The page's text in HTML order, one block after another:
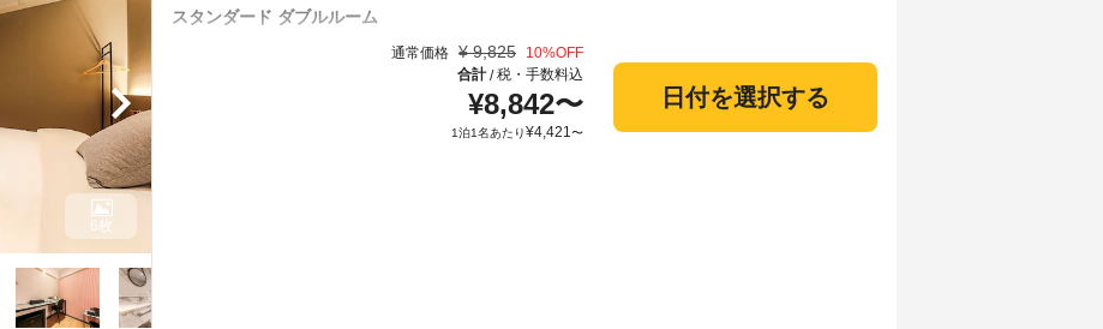
6枚
スタンダード ダブルルーム
通常価格 ¥ 9,825 10%OFF
合計/税・手数料込
¥8,842〜
1泊1名あたり¥4,421〜
日付を選択する